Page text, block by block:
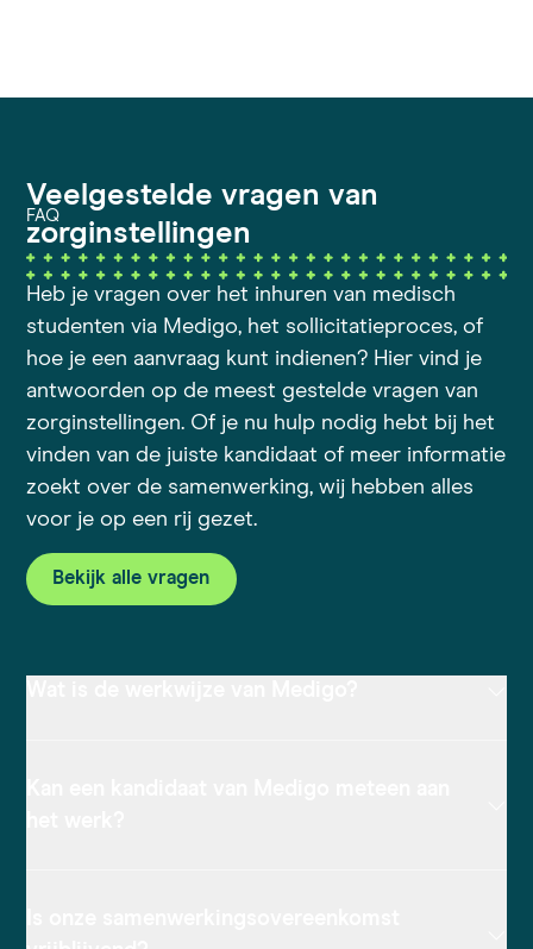
FAQ
Veelgestelde vragen van
zorginstellingen
Heb je vragen over het inhuren van medisch
studenten via Medigo, het sollicitatieproces, of
hoe je een aanvraag kunt indienen? Hier vind je
antwoorden op de meest gestelde vragen van
zorginstellingen. Of je nu hulp nodig hebt bij het
vinden van de juiste kandidaat of meer informatie
zoekt over de samenwerking, wij hebben alles
voor je op een rij gezet.
Bekijk alle vragen